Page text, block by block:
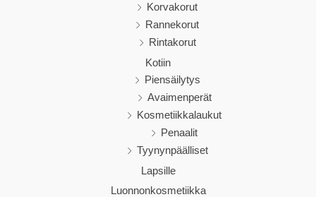
Korvakorut
Rannekorut
Rintakorut
Kotiin
Piensäilytys
Avaimenperät
Kosmetiikkalaukut
Penaalit
Tyynynpäälliset
Lapsille
Luonnonkosmetiikka